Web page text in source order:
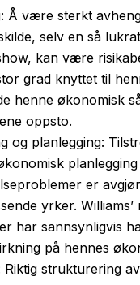
Å være sterkt
selv en så
kan være
grad knyttet til
henne økonomisk
oppsto.
og planlegging:
er
yrker. Williams’
har sannsynligvis
på hennes
Riktig strukturering